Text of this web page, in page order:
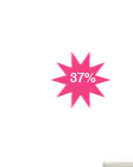
37%